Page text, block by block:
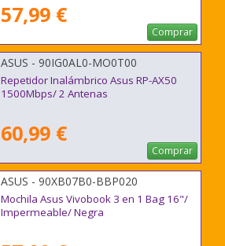
57,99 €
Comprar
ASUS - 90IG0AL0-MO0T00
Repetidor Inalámbrico Asus RP-AX50
1500Mbps/ 2 Antenas
60,99 €
Comprar
ASUS - 90XB07B0-BBP020
Mochila Asus Vivobook 3 en 1 Bag 16"/
Impermeable/ Negra